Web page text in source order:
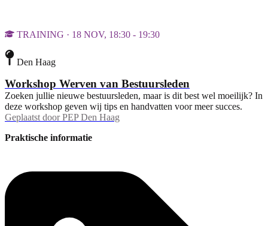
TRAINING · 18 NOV, 18:30 - 19:30
Den Haag
Workshop Werven van Bestuursleden
Zoeken jullie nieuwe bestuursleden, maar is dit best wel moeilijk? In
deze workshop geven wij tips en handvatten voor meer succes.
Geplaatst door PEP Den Haag
Praktische informatie